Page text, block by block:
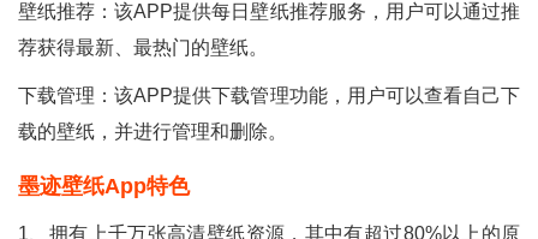
壁纸推荐：该APP提供每日壁纸推荐服务，用户可以通过推
荐获得最新、最热门的壁纸。
下载管理：该APP提供下载管理功能，用户可以查看自己下
载的壁纸，并进行管理和删除。
墨迹壁纸app特色
1、拥有上千万张高清壁纸资源，其中有超过80%以上的原